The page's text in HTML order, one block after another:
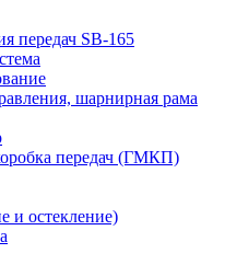
передач SB-165
шарнирная рама
передач (ГМКП)
и остекление)